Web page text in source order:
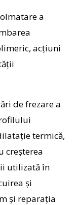
a
acțiuni
de frezare a
termică,
creșterea
utilizată în
și
și reparația